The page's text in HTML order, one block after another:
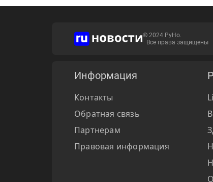
© 2024 РуНо.
Все права защищены
Информация
Контакты
Обратная связь
Партнерам
Правовая информация